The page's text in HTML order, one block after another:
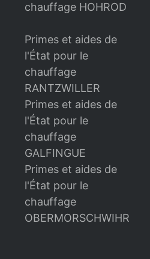
chauffage HOHROD
Primes et aides de
l'État pour le
chauffage
RANTZWILLER
Primes et aides de
l'État pour le
chauffage
GALFINGUE
Primes et aides de
l'État pour le
chauffage
OBERMORSCHWIHR